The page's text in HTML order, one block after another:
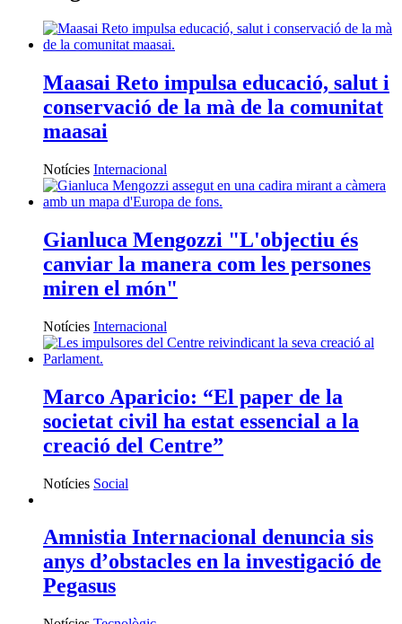
Maasai Reto impulsa educació, salut i
conservació de la mà de la comunitat
maasai
Notícies Internacional
Gianluca Mengozzi "L'objectiu és
canviar la manera com les persones
miren el món"
Notícies Internacional
Marco Aparicio: “El paper de la
societat civil ha estat essencial a la
creació del Centre”
Notícies Social
Amnistia Internacional denuncia sis
anys d’obstacles en la investigació de
Pegasus